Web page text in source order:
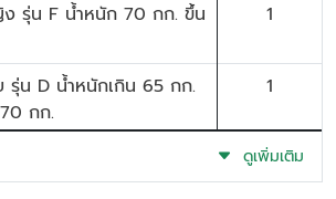
รุ่น F น้ำหนัก 70 กก. ขึ้น
1
รุ่น D น้ำหนักเกิน 65 กก.
กก.
1
กก.
1
ดูเพิ่มเติม